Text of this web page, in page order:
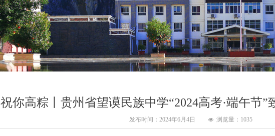
祝你高粽丨贵州省望谟民族中学“2024高考·端午节”
发布时间： 2024年6月4日 넶 浏览量： 1035